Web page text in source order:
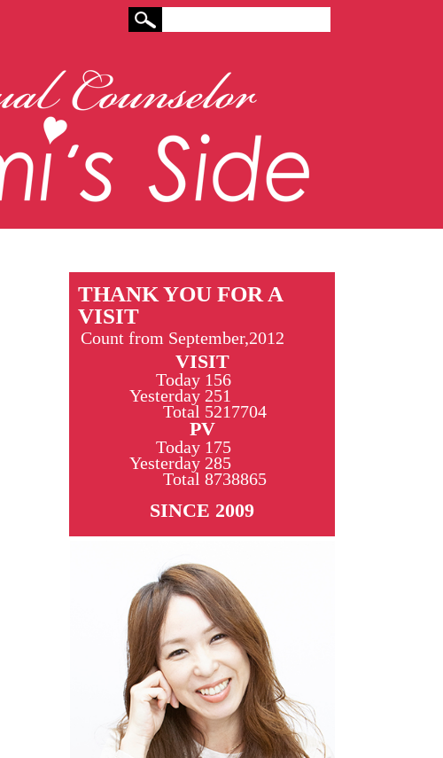
THANK YOU FOR A
VISIT
Count from September,2012
VISIT
Today
Yesterday
Total
156
251
5217704
PV
Today
Yesterday
Total
175
285
8738865
SINCE 2009